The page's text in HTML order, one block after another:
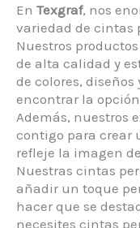
En Texgraf, nos
variedad de cintas
Nuestros
de alta calidad y
de colores,
encontrar la
Además, nuestros
contigo para crear
refleje la imagen
Nuestras cintas
añadir un toque
hacer que se
necesites cintas